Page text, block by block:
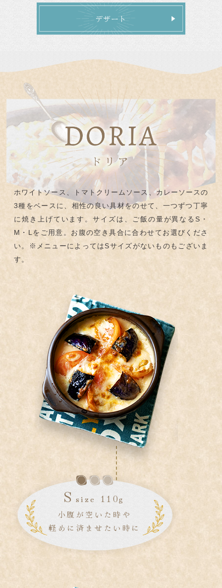
デザート
ホワイトソース、トマトクリームソース、カレーソースの
3種をベースに、 相性の良い具材をのせて、一つずつ丁寧
に焼き上げています。サイズは、ご飯の量が異なるS・
M・Lをご用意。 お腹の空き具合に合わせてお選びくださ
い。
※メニューによってはSサイズがないものもございま
す。
S size 110g
小腹が空いた時や
軽めに済ませたい時に